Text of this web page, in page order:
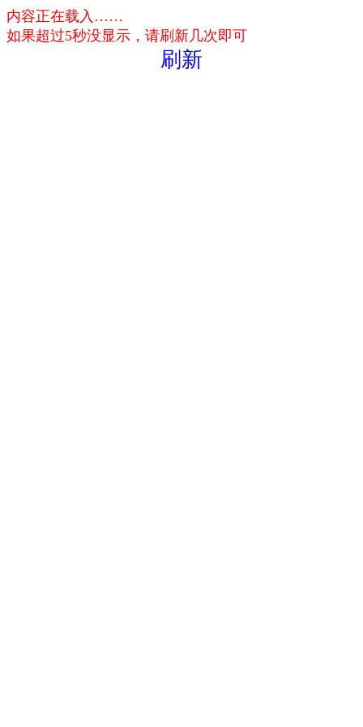
内容正在载入……
如果超过5秒没显示，请刷新几次即可
刷新